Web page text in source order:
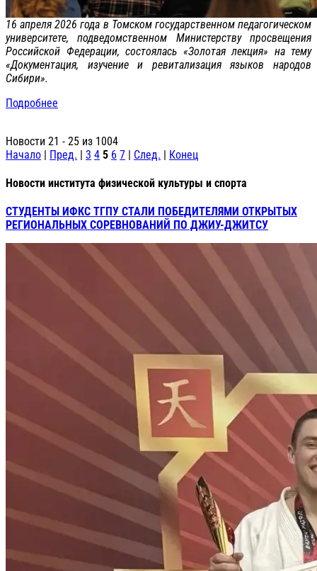
16 апреля 2026 года в Томском государственном педагогическом
университете, подведомственном Министерству просвещения
Российской Федерации, состоялась «Золотая лекция» на тему
«Документация, изучение и ревитализация языков народов
Сибири».
Подробнее
Новости 21 - 25 из 1004
Начало | Пред. | 3 4 5 6 7 | След. | Конец
Новости института физической культуры и спорта
СТУДЕНТЫ ИФКС ТГПУ СТАЛИ ПОБЕДИТЕЛЯМИ ОТКРЫТЫХ
РЕГИОНАЛЬНЫХ СОРЕВНОВАНИЙ ПО ДЖИУ-ДЖИТСУ